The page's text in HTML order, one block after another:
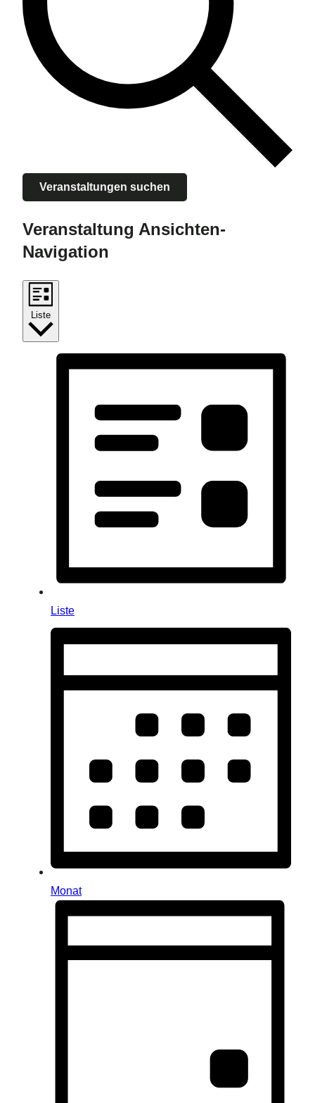
Veranstaltungen suchen
Veranstaltung Ansichten-
Navigation
Liste
Liste
Monat